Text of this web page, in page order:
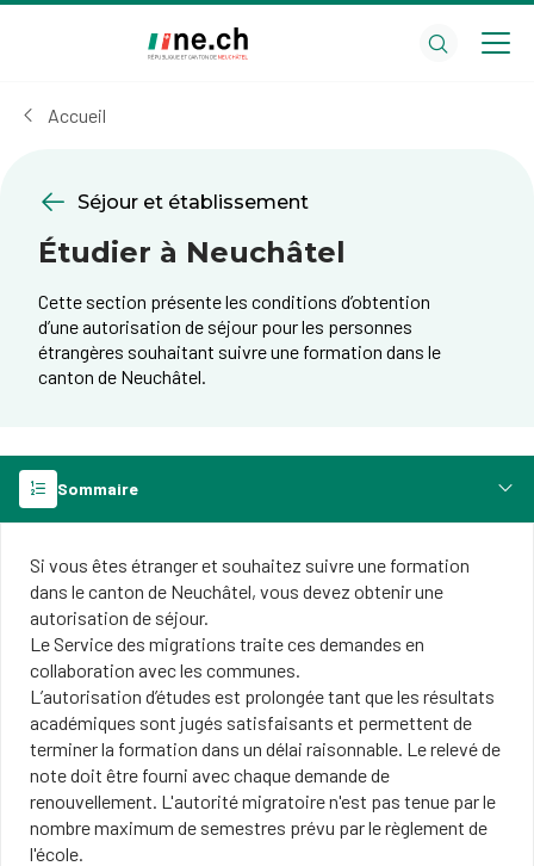
cookies
Accueil
Séjour et établissement
Étudier à Neuchâtel
Cette section présente les conditions d’obtention
d’une autorisation de séjour pour les personnes
étrangères souhaitant suivre une formation dans le
canton de Neuchâtel.
Sommaire
Si vous êtes étranger et souhaitez suivre une formation
dans le canton de Neuchâtel, vous devez obtenir une
autorisation de séjour.
Le Service des migrations traite ces demandes en
collaboration avec les communes.
L’autorisation d’études est prolongée tant que les résultats
académiques sont jugés satisfaisants et permettent de
terminer la formation dans un délai raisonnable. Le relevé de
note doit être fourni avec chaque demande de
renouvellement. L'autorité migratoire n'est pas tenue par le
nombre maximum de semestres prévu par le règlement de
l'école.